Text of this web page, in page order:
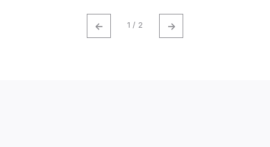
← 1 / 2 →